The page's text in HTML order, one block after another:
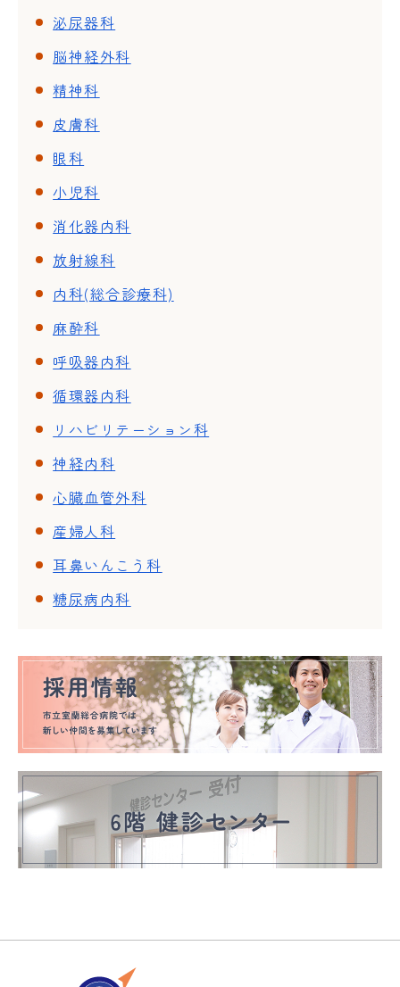
泌尿器科
脳神経外科
精神科
皮膚科
眼科
小児科
消化器内科
放射線科
内科(総合診療科)
麻酔科
呼吸器内科
循環器内科
リハビリテーション科
神経内科
心臓血管外科
産婦人科
耳鼻いんこう科
糖尿病内科